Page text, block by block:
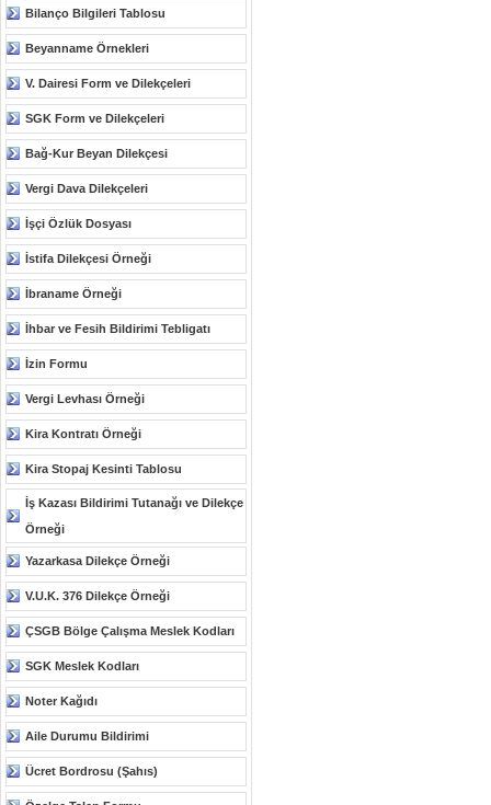
Bilanço Bilgileri Tablosu
Beyanname Örnekleri
V. Dairesi Form ve Dilekçeleri
SGK Form ve Dilekçeleri
Bağ-Kur Beyan Dilekçesi
Vergi Dava Dilekçeleri
İşçi Özlük Dosyası
İstifa Dilekçesi Örneği
İbraname Örneği
İhbar ve Fesih Bildirimi Tebligatı
İzin Formu
Vergi Levhası Örneği
Kira Kontratı Örneği
Kira Stopaj Kesinti Tablosu
İş Kazası Bildirimi Tutanağı ve Dilekçe
Örneği
Yazarkasa Dilekçe Örneği
V.U.K. 376 Dilekçe Örneği
ÇSGB Bölge Çalışma Meslek Kodları
SGK Meslek Kodları
Noter Kağıdı
Aile Durumu Bildirimi
Ücret Bordrosu (Şahıs)